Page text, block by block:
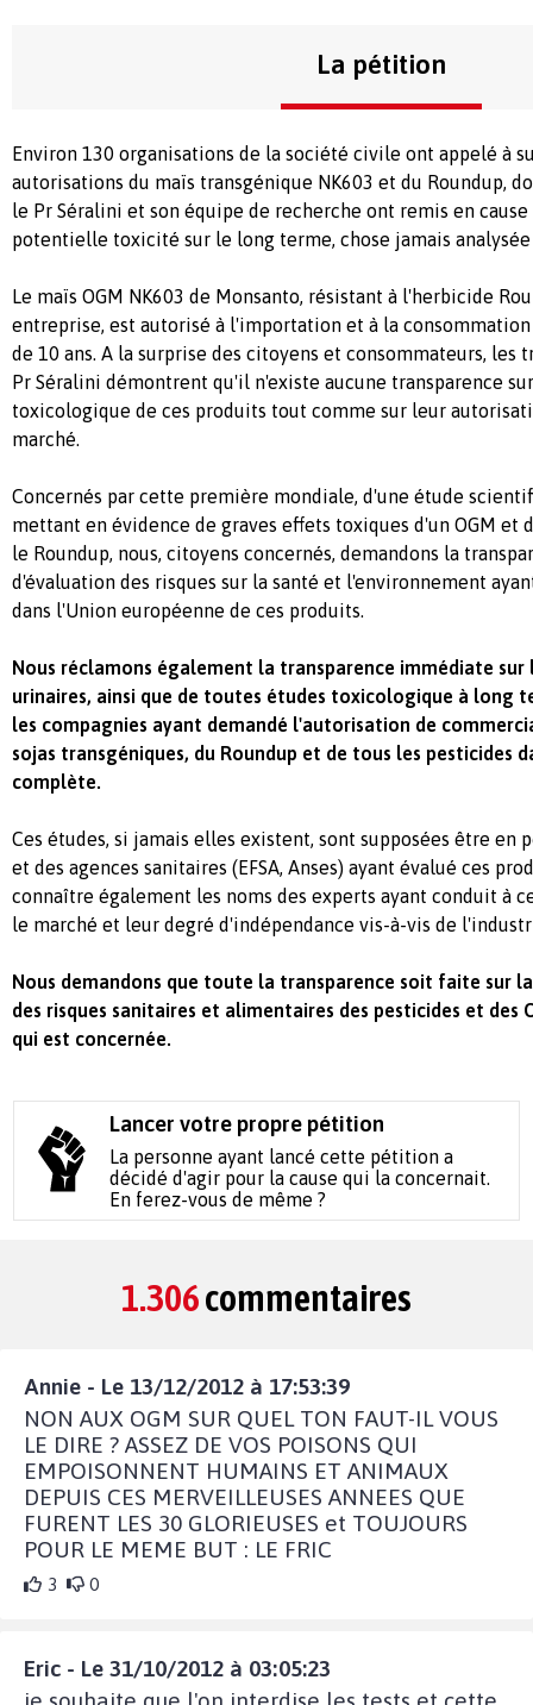
La pétition
Environ 130 organisations de la société civile ont appelé à
autorisations du maïs transgénique NK603 et du Roundup,
le Pr Séralini et son équipe de recherche ont remis en
potentielle toxicité sur le long terme, chose jamais analysée
Le maïs OGM NK603 de Monsanto, résistant à l'herbicide
entreprise, est autorisé à l'importation et à la
de 10 ans. A la surprise des citoyens et consommateurs, les
Pr Séralini démontrent qu'il n'existe aucune transparence
toxicologique de ces produits tout comme sur leur
marché.
Concernés par cette première mondiale, d'une étude
mettant en évidence de graves effets toxiques d'un OGM et
le Roundup, nous, citoyens concernés, demandons la
d'évaluation des risques sur la santé et l'environnement
dans l'Union européenne de ces produits.
Nous réclamons également la transparence immédiate sur
urinaires, ainsi que de toutes études toxicologique à long
les compagnies ayant demandé l'autorisation de
sojas transgéniques, du Roundup et de tous les pesticides
complète.
Ces études, si jamais elles existent, sont supposées être en
et des agences sanitaires (EFSA, Anses) ayant évalué ces
connaître également les noms des experts ayant conduit à
le marché et leur degré d'indépendance vis-à-vis de
Nous demandons que toute la transparence soit faite sur
des risques sanitaires et alimentaires des pesticides et des
qui est concernée.
Lancer votre propre pétition
La personne ayant lancé cette pétition a
décidé d'agir pour la cause qui la concernait.
En ferez-vous de même ?
1.306commentaires
Annie - Le 13/12/2012 à 17:53:39
NON AUX OGM SUR QUEL TON FAUT-IL VOUS
LE DIRE ? ASSEZ DE VOS POISONS QUI
EMPOISONNENT HUMAINS ET ANIMAUX
DEPUIS CES MERVEILLEUSES ANNEES QUE
FURENT LES 30 GLORIEUSES et TOUJOURS
POUR LE MEME BUT : LE FRIC
3 0
Eric - Le 31/10/2012 à 03:05:23